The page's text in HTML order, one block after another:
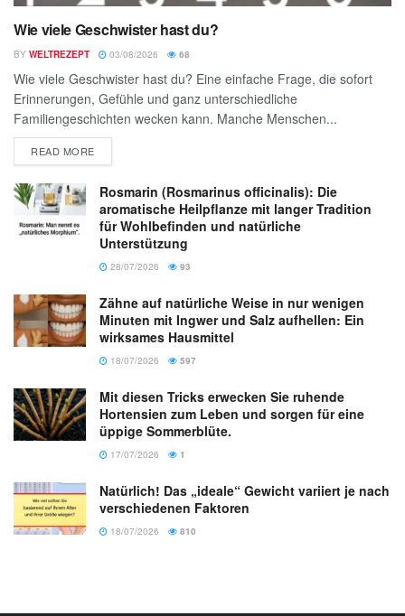
Wie viele Geschwister hast du?
BY WELTREZEPT 03/08/2026 68
Wie viele Geschwister hast du? Eine einfache Frage, die sofort
Erinnerungen, Gefühle und ganz unterschiedliche
Familiengeschichten wecken kann. Manche Menschen...
READ MORE
Rosmarin (Rosmarinus officinalis): Die
aromatische Heilpflanze mit langer Tradition
für Wohlbefinden und natürliche
Unterstützung
28/07/2026 93
Zähne auf natürliche Weise in nur wenigen
Minuten mit Ingwer und Salz aufhellen: Ein
wirksames Hausmittel
18/07/2026 597
Mit diesen Tricks erwecken Sie ruhende
Hortensien zum Leben und sorgen für eine
üppige Sommerblüte.
17/07/2026 1
Natürlich! Das „ideale“ Gewicht variiert je nach
verschiedenen Faktoren
18/07/2026 810